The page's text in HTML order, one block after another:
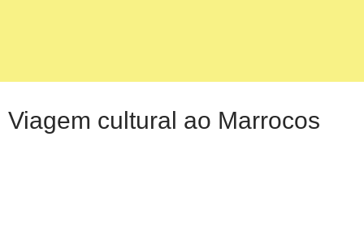
Viagem cultural ao Marrocos